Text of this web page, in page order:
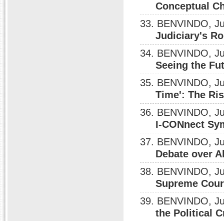
Conceptual
33. BENVINDO,
Judiciary's
34. BENVINDO,
Seeing the
35. BENVINDO,
Time': The
36. BENVINDO,
I-CONnect
37. BENVINDO,
Debate over
38. BENVINDO,
Supreme
39. BENVINDO,
the Political